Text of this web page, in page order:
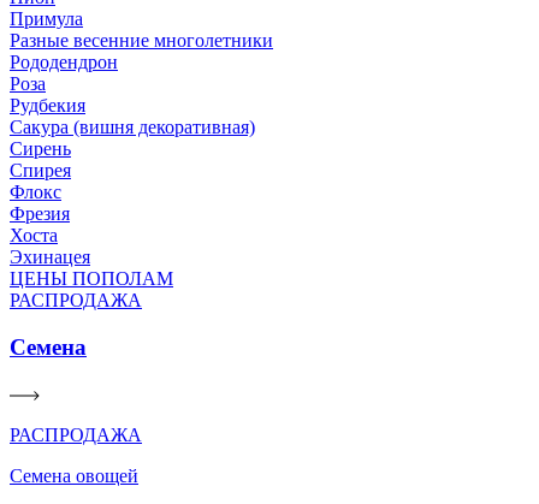
Примула
Разные весенние многолетники
Рододендрон
Роза
Рудбекия
Сакура (вишня декоративная)
Сирень
Спирея
Флокс
Фрезия
Хоста
Эхинацея
ЦЕНЫ ПОПОЛАМ
РАСПРОДАЖА
Семена
РАСПРОДАЖА
Семена овощей